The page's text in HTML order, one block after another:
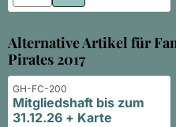
Alternative Artikel für
Pirates 2017
Artikelnummer
GH-FC-200
Mitgliedshaft bis zum
31.12.26 + Karte